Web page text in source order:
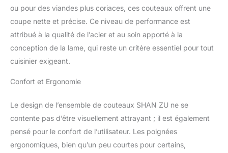
inégalé : cet ensemble de
couteaux japonais sort
avant les processus de
fabrication
l'artisanat de précision.
Son design est un
mélange parfait de
mythologie traditionnelle
ou pour des viandes plus coriaces, ces couteaux offrent une
coupe nette et précise. Ce niveau de performance est
attribué à la qualité de l’acier et au soin apporté à la
conception de la lame, qui reste un critère essentiel pour tout
cuisinier exigeant.
Confort et Ergonomie
Le design de l’ensemble de couteaux SHAN ZU ne se
contente pas d’être visuellement attrayant ; il est également
pensé pour le confort de l’utilisateur. Les poignées
ergonomiques, bien qu’un peu courtes pour certains,